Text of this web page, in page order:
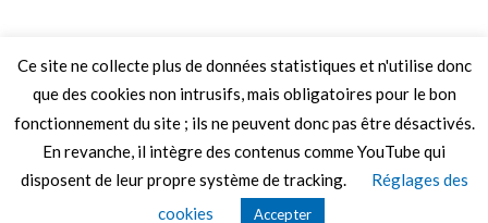
Ce site ne collecte plus de données statistiques et n'utilise donc
que des cookies non intrusifs, mais obligatoires pour le bon
fonctionnement du site ; ils ne peuvent donc pas être désactivés.
En revanche, il intègre des contenus comme YouTube qui
disposent de leur propre système de tracking.
Réglages des
cookies
Accepter